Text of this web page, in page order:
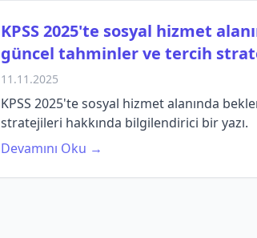
KPSS 2025'te sosyal hizmet
güncel tahminler ve tercih
11.11.2025
KPSS 2025'te sosyal hizmet alanında
stratejileri hakkında bilgilendirici bir yazı.
Devamını Oku →